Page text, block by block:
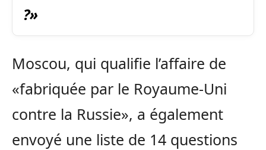
?»
Moscou, qui qualifie l’affaire de
«fabriquée par le Royaume-Uni
contre la Russie», a également
envoyé une liste de 14 questions